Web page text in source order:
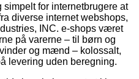
for internetbrugere at
diverse internet webshops,
INC. e-shops været
på varerne – til børn og
og mænd – kolossalt,
levering uden beregning.